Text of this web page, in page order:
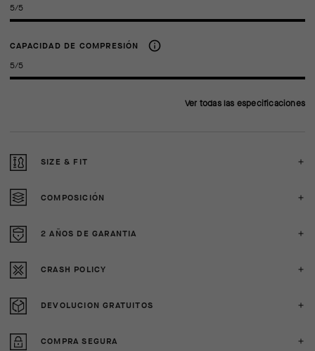
5/5
CAPACIDAD DE COMPRESIÓN
5/5
Ver todas las especificaciones
SIZE & FIT
COMPOSICIÓN
2 AÑOS DE GARANTIA
CRASH POLICY
DEVOLUCION GRATUITOS
COMPRA SEGURA